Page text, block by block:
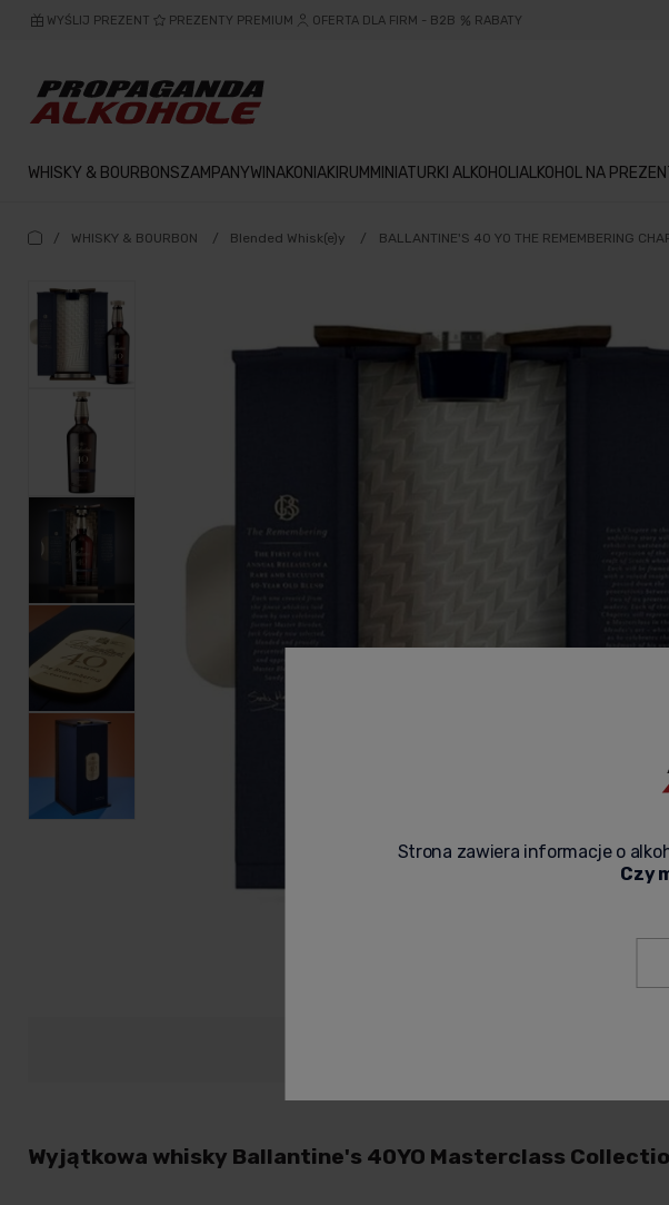
WYŚLIJ PREZENT PREZENTY PREMIUM OFERTA DLA FIRM - B2B RABATY
WHISKY & BOURBONSZAMPANYWINAKONIAKI RUM MINIATURKI ALKOHOLIALKOHOL NA
/ WHISKY & BOURBON / Blended Whisk(e)y / BALLANTINE'S 40 YO THE REMEMBERING
Wyjątkowa whisky Ballantine's 40YO Masterclass
Strona zawiera informacje o
Czy